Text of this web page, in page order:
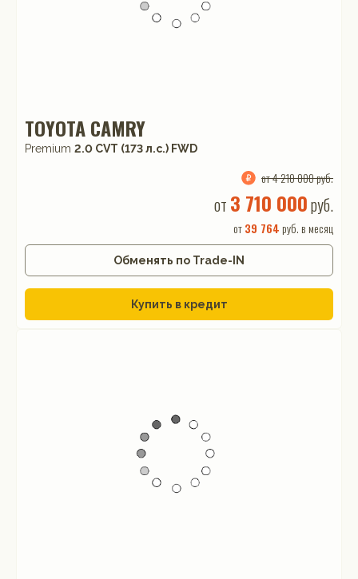
TOYOTA CAMRY
Premium 2.0 CVT (173 л.с.) FWD
от 4 210 000 руб.
от 3 710 000руб.
от39 764 руб. в месяц
Обменять по Trade-IN
Купить в кредит